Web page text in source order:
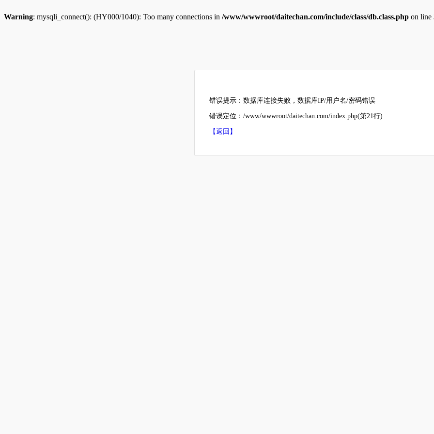
Warning: mysqli_connect(): (HY000/1040): Too many connections in /www/wwwroot/daitechan.com/include/class/db.class.php on line
错误提示：数据库连接失败，数据库IP/用户名/密码错误
错误定位：/www/wwwroot/daitechan.com/index.php(第21行)
【返回】